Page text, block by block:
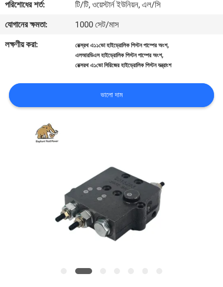
যোগাযোগ
করুন
কেস
পরিশোধের শর্ত:
টি/টি, ওয়েস্টার্ন ইউনিয়ন, এল/সি
যোগানের ক্ষমতা:
1000 সেট/মাস
লক্ষণীয় করা:
রেক্স্রথ এ১১ভো হাইড্রোলিক পিস্টন পাম্পের অংশ,
এলআরডিএস হাইড্রোলিক পিস্টন পাম্পের অংশ,
রেক্সরথ এ১ভো সিরিজের হাইড্রোলিক পিস্টন যন্ত্রাংশ
ভালো দাম